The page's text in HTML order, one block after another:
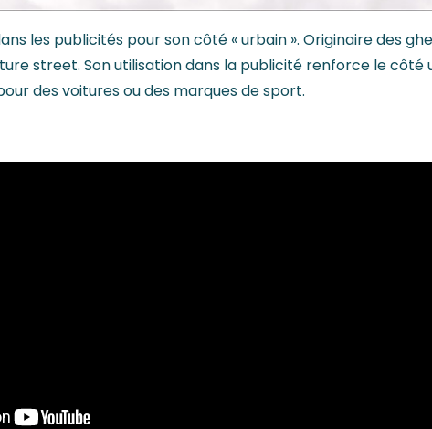
les publicités pour son côté « urbain ». Originaire des
street. Son utilisation dans la publicité renforce le côté
des voitures ou des marques de sport.